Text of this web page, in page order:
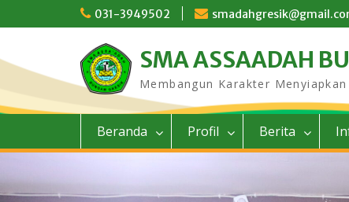
to
031-3949502
SMA ASSAADAH
Membangun Karakter
Beranda Profil Berita